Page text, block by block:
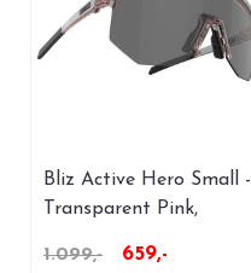
Bliz Active Hero Small -
Transparent Pink,
1.099,-
659,-